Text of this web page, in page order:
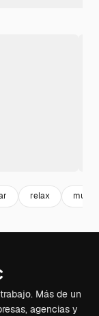
relax mujer
Más de un
agencias y